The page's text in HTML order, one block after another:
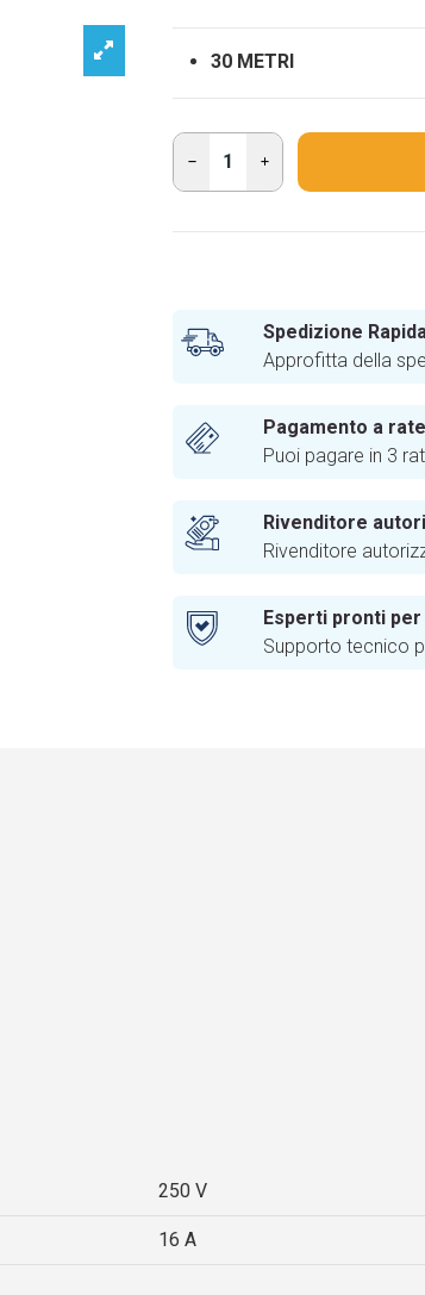
30 METRI
Spedizione
Approfitta della
Pagamento a rate
Puoi pagare in 3
Rivenditore
Rivenditore
Esperti pronti
Supporto tecnico
250 V
16 A